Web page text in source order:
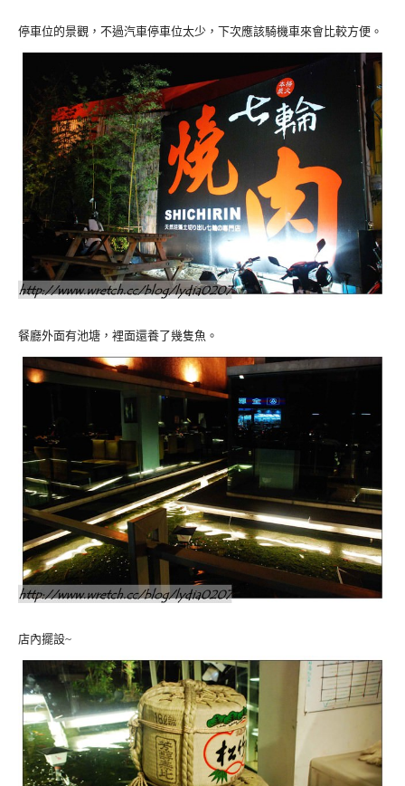
停車位的景觀，不過汽車停車位太少，下次應該騎機車來會比較方便。
餐廳外面有池塘，裡面還養了幾隻魚。
店內擺設~